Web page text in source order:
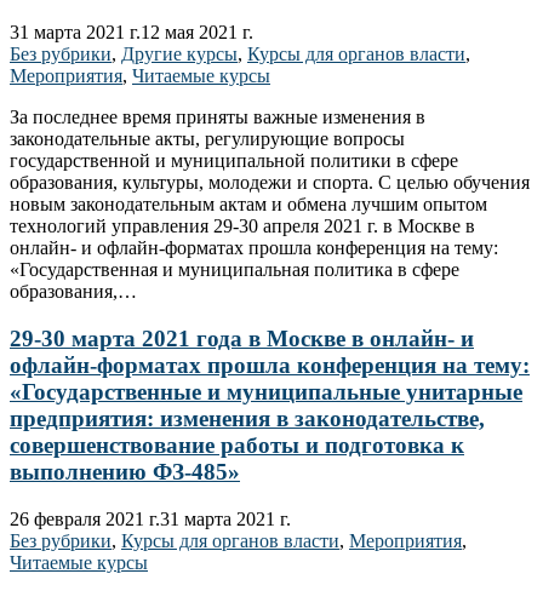
31 марта 2021 г.12 мая 2021 г.
Без рубрики, Другие курсы, Курсы для органов власти,
Мероприятия, Читаемые курсы
За последнее время приняты важные изменения в
законодательные акты, регулирующие вопросы
государственной и муниципальной политики в сфере
образования, культуры, молодежи и спорта. С целью обучения
новым законодательным актам и обмена лучшим опытом
технологий управления 29-30 апреля 2021 г. в Москве в
онлайн- и офлайн-форматах прошла конференция на тему:
«Государственная и муниципальная политика в сфере
образования,…
29-30 марта 2021 года в Москве в онлайн- и
офлайн-форматах прошла конференция на тему:
«Государственные и муниципальные унитарные
предприятия: изменения в законодательстве,
совершенствование работы и подготовка к
выполнению ФЗ-485»
26 февраля 2021 г.31 марта 2021 г.
Без рубрики, Курсы для органов власти, Мероприятия,
Читаемые курсы